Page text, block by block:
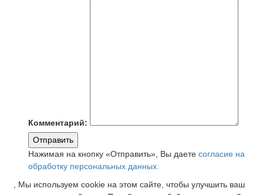
Комментарий:
Отправить
Нажимая на кнопку «Отправить», Вы даете согласие на
обработку персональных данных.
, Мы используем cookie на этом сайте, чтобы улучшить ваш